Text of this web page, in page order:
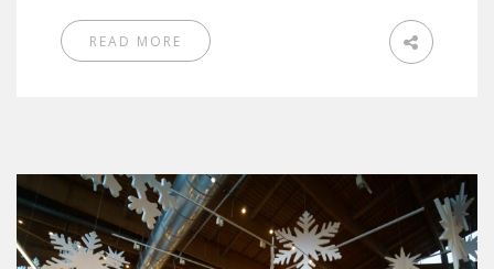
READ MORE